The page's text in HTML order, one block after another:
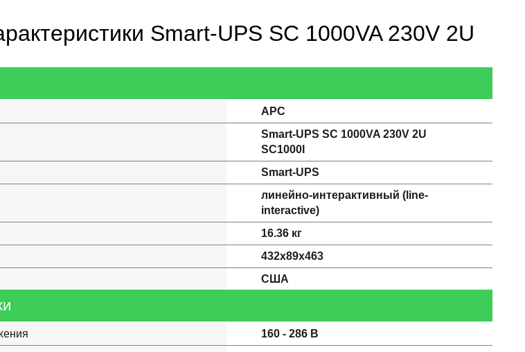
Smart-UPS SC 1000VA 230V 2U
APC
Smart-UPS SC 1000VA 230V 2U
SC1000I
Smart-UPS
линейно-интерактивный (line-
interactive)
16.36 кг
432x89x463
США
160 - 286 В